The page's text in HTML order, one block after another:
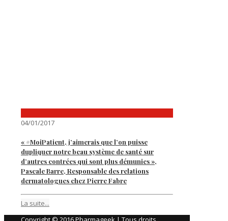
04/01/2017
« #MoiPatient, j’aimerais que l’on puisse
dupliquer notre beau système de santé sur
d’autres contrées qui sont plus démunies »,
Pascale Barre, Responsable des relations
dermatologues chez Pierre Fabre
La suite...